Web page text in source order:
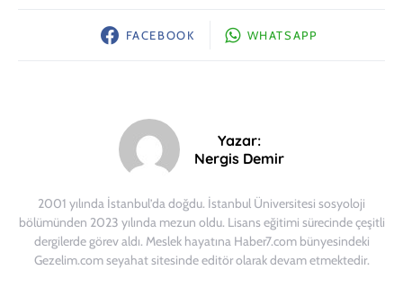
FACEBOOK WHATSAPP
Yazar:
Nergis Demir
2001 yılında İstanbul’da doğdu. İstanbul Üniversitesi sosyoloji
bölümünden 2023 yılında mezun oldu. Lisans eğitimi sürecinde çeşitli
dergilerde görev aldı. Meslek hayatına Haber7.com bünyesindeki
Gezelim.com seyahat sitesinde editör olarak devam etmektedir.